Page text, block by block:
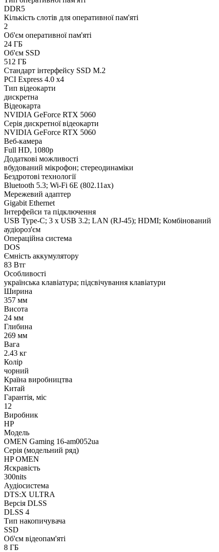
DDR5
Кількість слотів для оперативної пам'яті
2
Об'єм оперативної пам'яті
24 ГБ
Об'єм SSD
512 ГБ
Стандарт інтерфейсу SSD M.2
PCI Express 4.0 x4
Тип відеокарти
дискретна
Відеокарта
NVIDIA GeForce RTX 5060
Серія дискретної відеокарти
NVIDIA GeForce RTX 5060
Веб-камера
Full HD, 1080p
Додаткові можливості
вбудований мікрофон; стереодинаміки
Бездротові технології
Bluetooth 5.3; Wi-Fi 6E (802.11ax)
Мережевий адаптер
Gigabit Ethernet
Інтерфейси та підключення
USB Type-C; 3 х USB 3.2; LAN (RJ-45); HDMI; Комбінований
аудіороз'єм
Операційна система
DOS
Ємність аккумулятору
83 Втг
Особливості
українська клавіатура; підсвічування клавіатури
Ширина
357 мм
Висота
24 мм
Глибина
269 мм
Вага
2.43 кг
Колір
чорний
Країна виробництва
Китай
Гарантія, міс
12
Виробник
HP
Модель
OMEN Gaming 16-am0052ua
Серія (модельний ряд)
HP OMEN
Яскравість
300nits
Аудіосистема
DTS:X ULTRA
Версія DLSS
DLSS 4
Тип накопичувача
SSD
Об'єм відеопам'яті
8 ГБ